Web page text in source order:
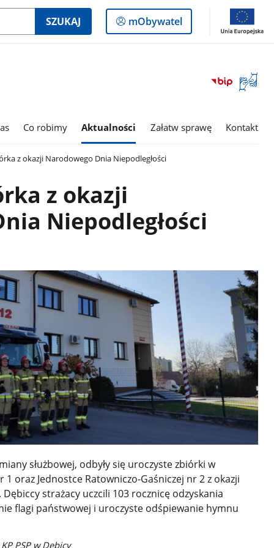
SZUKAJ
Logowanie
do
mObywatel
Otwórz
okno
języka
Co robimy Aktualności Załatw sprawę Kontakt
z okazji Narodowego Dnia Niepodległości
z okazji
Niepodległości
służbowej, odbyły się uroczyste zbiórki w
1 oraz Jednostce Ratowniczo-Gaśniczej nr 2 z okazji
strażacy uczcili 103 rocznicę odzyskania
flagi państwowej i uroczyste odśpiewanie hymnu
PSP w Dębicy